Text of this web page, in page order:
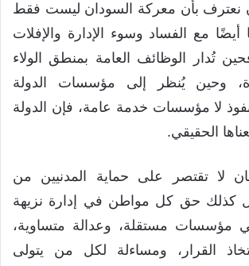
نعترف بأن معركة السودان ليست فقط
أيضًا مع الفساد وسوء الإدارة والإفلات
تُدار الوظائف العامة بمنطق الولاء
وحين يُنظر إلى مؤسسات الدولة
نفوذ لا مؤسسات خدمة عامة، فإن الدولة
الحقيقي.
لا تقتصر على حماية المدنيين من
كذلك حق كل مواطن في إدارة نزيهة
مؤسسات مستقلة، وعدالة متساوية،
القرار، ومساءلة لكل من يتولى